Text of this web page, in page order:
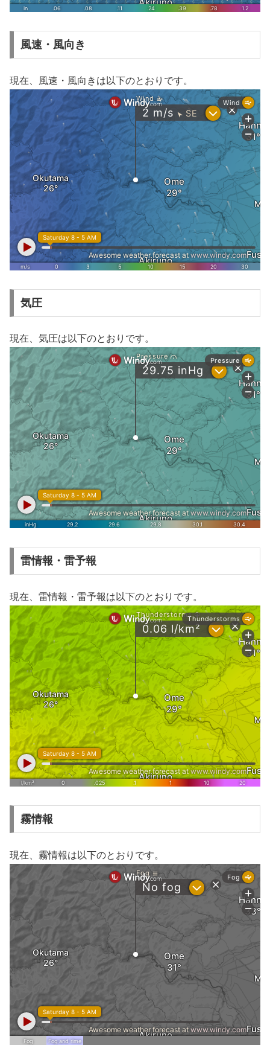
風速・風向き
現在、風速・風向きは以下のとおりです。
気圧
現在、気圧は以下のとおりです。
雷情報・雷予報
現在、雷情報・雷予報は以下のとおりです。
霧情報
現在、霧情報は以下のとおりです。